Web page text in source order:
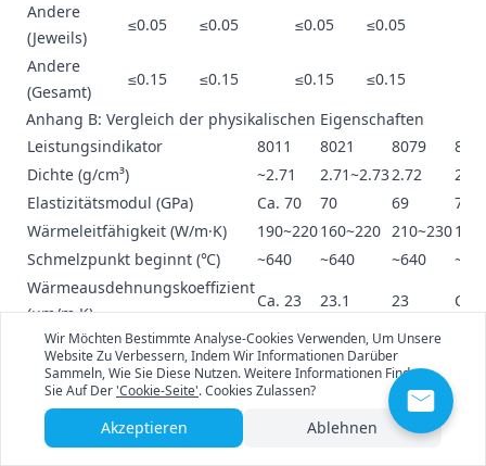
Andere
(Jeweils)
≤0.05 ≤0.05 ≤0.05
≤0.05
Andere
(Gesamt)
≤0.15 ≤0.15 ≤0.15
≤0.15
Anhang B: Vergleich der physikalischen Eigenschaften
Leistungsindikator
8011 8021 8079
Dichte (g/cm³)
~2.71 2.71~2.732.72
2.74
Elastizitätsmodul (GPa)
Ca. 70 70 69
70
Wärmeleitfähigkeit (W/m·K)
190~220160~220 210~230
Schmelzpunkt beginnt (℃)
~640 ~640 ~640
Wärmeausdehnungskoeffizient
(μm/m·K)
Ca. 23 23.1 23
Ca.
Elektrische Leitfähigkeit (%
IACS)
Ca.
55~58
Ca. 56
Ca.
58~59
Anhang C: Mechanische Eigenschaften nach Zustand
Zustand
Indikator 8079
8006
Zugfestigkeit
Wir Möchten Bestimmte Analyse-Cookies Verwenden, Um Unsere
Website Zu Verbessern, Indem Wir Informationen Darüber
Sammeln, Wie Sie Diese Nutzen. Weitere Informationen Finden
Sie Auf Der'Cookie-Seite'. Cookies Zulassen?
Akzeptieren Ablehnen